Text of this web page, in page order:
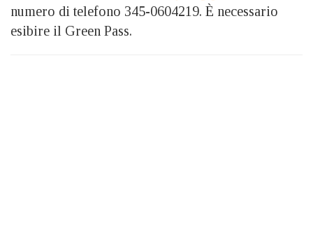
numero di telefono 345-0604219. È necessario
esibire il Green Pass.